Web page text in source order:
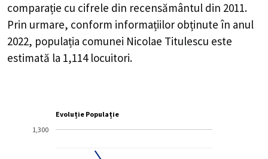
comparație cu cifrele din recensământul din 2011.
Prin urmare, conform informațiilor obținute în anul
2022, populația comunei Nicolae Titulescu este
estimată la 1,114locuitori.
Evoluție Populație
1,300